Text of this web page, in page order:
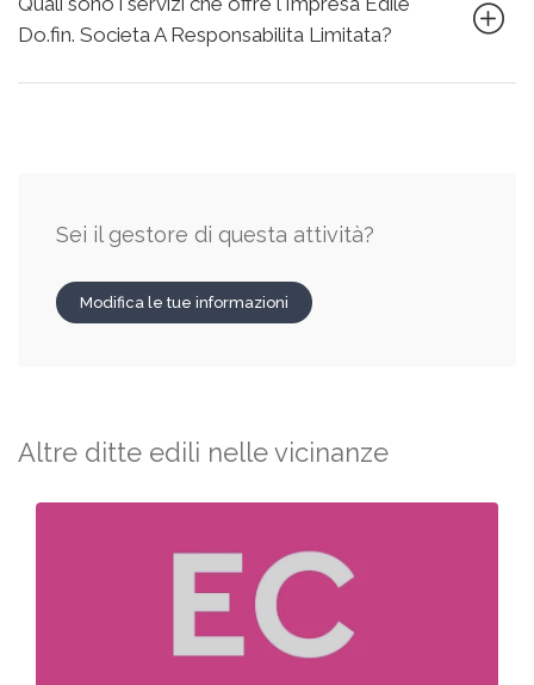
Do.fin. Societa A Responsabilita Limitata?
Sei il gestore di questa attività?
Modifica le tue informazioni
Altre ditte edili nelle vicinanze